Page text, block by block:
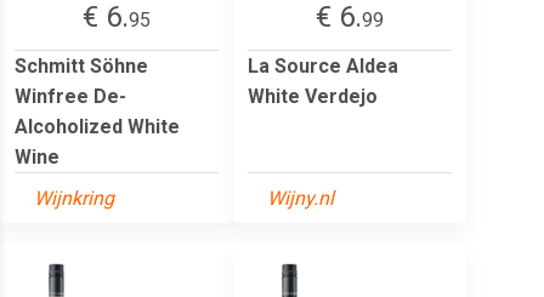
€ 6.95
Schmitt Söhne
Winfree De-
Alcoholized White
Wine
Wijnkring
€ 6.99
La Source Aldea
White Verdejo
Wijny.nl